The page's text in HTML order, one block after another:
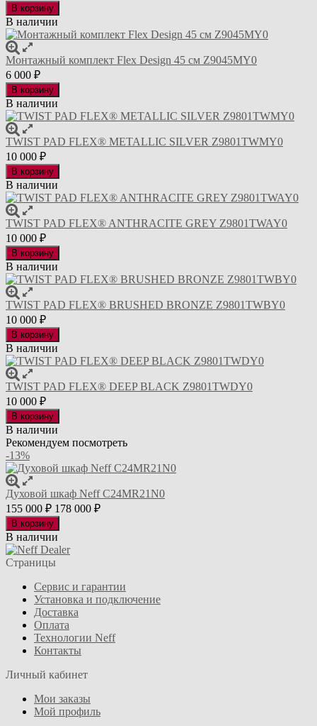
В корзину
В наличии
Монтажный комплект Flex Design 45 см Z9045MY0
6 000 ₽
В корзину
В наличии
TWIST PAD FLEX® METALLIC SILVER Z9801TWMY0
10 000 ₽
В корзину
В наличии
TWIST PAD FLEX® ANTHRACITE GREY Z9801TWAY0
10 000 ₽
В корзину
В наличии
TWIST PAD FLEX® BRUSHED BRONZE Z9801TWBY0
10 000 ₽
В корзину
В наличии
TWIST PAD FLEX® DEEP BLACK Z9801TWDY0
10 000 ₽
В корзину
В наличии
Рекомендуем посмотреть
-13%
Духовой шкаф Neff C24MR21N0
155 000 ₽ 178 000 ₽
В корзину
В наличии
Страницы
Сервис и гарантии
Установка и подключение
Доставка
Оплата
Технологии Neff
Контакты
Личный кабинет
Мои заказы
Мой профиль